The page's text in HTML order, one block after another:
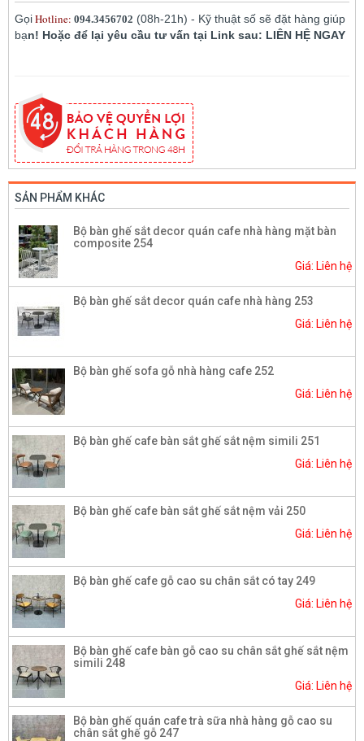
GọiHotline: 094.3456702 (08h-21h) - Kỹ thuật số sẽ đặt hàng giúp
bạn! Hoặc để lại yêu cầu tư vấn tại Link sau: LIÊN HỆ NGAY
SẢN PHẨM KHÁC
Bộ bàn ghế sắt decor quán cafe nhà hàng mặt bàn
composite 254
Giá: Liên hệ
Bộ bàn ghế sắt decor quán cafe nhà hàng 253
Giá: Liên hệ
Bộ bàn ghế sofa gỗ nhà hàng cafe 252
Giá: Liên hệ
Bộ bàn ghế cafe bàn sắt ghế sắt nệm simili 251
Giá: Liên hệ
Bộ bàn ghế cafe bàn sắt ghế sắt nệm vải 250
Giá: Liên hệ
Bộ bàn ghế cafe gỗ cao su chân sắt có tay 249
Giá: Liên hệ
Bộ bàn ghế cafe bàn gỗ cao su chân sắt ghế sắt nệm
simili 248
Giá: Liên hệ
Bộ bàn ghế quán cafe trà sữa nhà hàng gỗ cao su
chân sắt ghế gỗ 247